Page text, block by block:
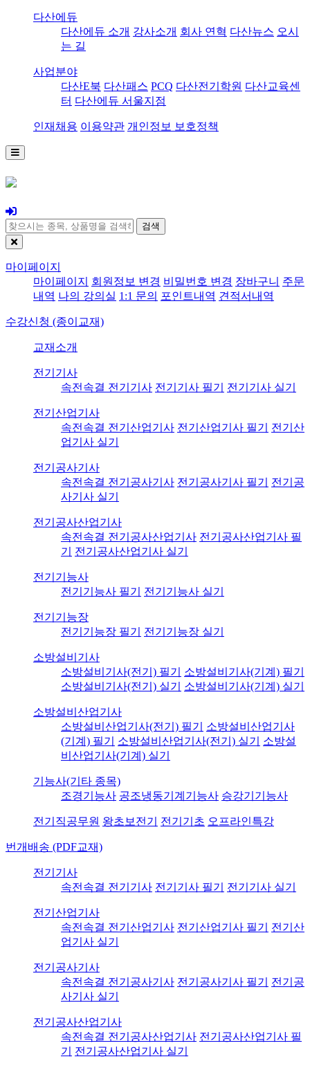
다산에듀
다산에듀 소개 강사소개 회사 연혁 다산뉴스 오시
는 길
사업분야
다산E북 다산패스 PCQ 다산전기학원 다산교육센
터 다산에듀 서울지점
인재채용 이용약관 개인정보 보호정책
검색
마이페이지
마이페이지
회원정보 변경 비밀번호 변경 장바구니 주문
내역 나의 강의실 1:1 문의 포인트내역 견적서내역
수강신청 (종이교재)
교재소개
전기기사
속전속결 전기기사 전기기사 필기 전기기사 실기
전기산업기사
속전속결 전기산업기사 전기산업기사 필기
전기산
업기사 실기
전기공사기사
속전속결 전기공사기사 전기공사기사 필기
전기공
사기사 실기
전기공사산업기사
속전속결 전기공사산업기사 전기공사산업기사 필
기
전기공사산업기사 실기
전기기능사
전기기능사 필기
전기기능사 실기
전기기능장
전기기능장 필기
전기기능장 실기
소방설비기사
소방설비기사(전기) 필기
소방설비기사(기계) 필기
소방설비기사(전기) 실기
소방설비기사(기계) 실기
소방설비산업기사
소방설비산업기사(전기) 필기
소방설비산업기사
(기계) 필기
소방설비산업기사(전기) 실기
소방설
비산업기사(기계) 실기
기능사(기타 종목)
조경기능사 공조냉동기계기능사 승강기기능사
전기직공무원 왕초보전기 전기기초 오프라인특강
번개배송 (PDF교재)
전기기사
속전속결 전기기사 전기기사 필기 전기기사 실기
전기산업기사
속전속결 전기산업기사 전기산업기사 필기
전기산
업기사 실기
전기공사기사
속전속결 전기공사기사 전기공사기사 필기
전기공
사기사 실기
전기공사산업기사
속전속결 전기공사산업기사 전기공사산업기사 필
기
전기공사산업기사 실기